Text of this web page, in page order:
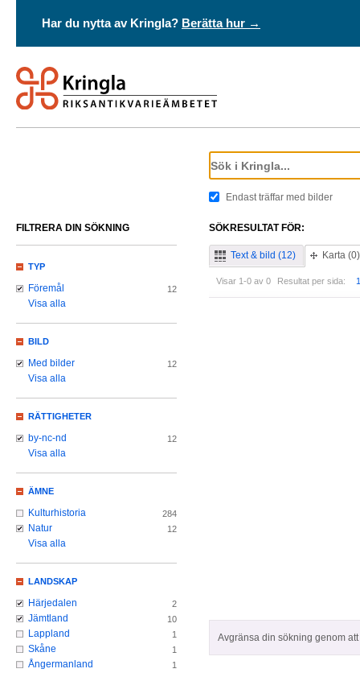
Har du nytta av Kringla? Berätta hur →
Endast träffar med bilder
SÖKRESULTAT FÖR:
Text & bild (12) Karta (0)
Visar 1-0 av 0 Resultat per sida:
Avgränsa din sökning genom
FILTRERA DIN SÖKNING
TYP
Föremål 12
Visa alla
BILD
Med bilder 12
Visa alla
RÄTTIGHETER
by-nc-nd 12
Visa alla
ÄMNE
Kulturhistoria 284
Natur 12
Visa alla
LANDSKAP
Härjedalen 2
Jämtland 10
Lappland 1
Skåne 1
Ångermanland 1